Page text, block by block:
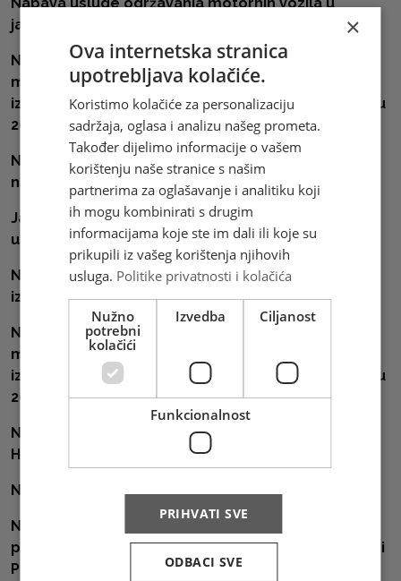
jamstvenom roku (Renault, Citroen, Iveco)
Nabava likovnih idejnih rješenja za poštanske
marke i prateće materijale prema Programu
izdavanja prigodnih i redovitih poštanskih maraka u
2023. godini.
Nabava usluge održavanja vozila marke Toyota
nakon isteka jamstvenog roka
Javni poziv za pružanje usluga stručnog
usavršavanja za 2022.godinu
Najam sustava za satelitsko praćenje vozila sa
izvještajnim sustavom o vozilima
Nabava likovnih idejnih rješenja za poštanske
marke i prateće materijale prema Programu
izdavanja prigodnih i redovitih poštanskih maraka u
2023. godini
Nabava usluge vanjske revizije financijskih izvješća
HP d.o.o. Mostar za 2022. i 2023. godinu
Nabava i isporuka sredstava za čišćenje
Nabava usluge održavanja motornih vozila iz VW
programa nakon isteka jamstvenog roka (PP3, PP4 i
PP5) i održavanja Toyota vozila nakon isteka
×
Ova internetska stranica
upotrebljava kolačiće.
Koristimo kolačiće za personalizaciju
sadržaja, oglasa i analizu našeg prometa.
Također dijelimo informacije o vašem
korištenju naše stranice s našim
partnerima za oglašavanje i analitiku koji
ih mogu kombinirati s drugim
informacijama koje ste im dali ili koje su
prikupili iz vašeg korištenja njihovih
usluga. Politike privatnosti i kolačića
Nužno
potrebni
kolačići
Izvedba Ciljanost
Funkcionalnost
PRIHVATI SVE
ODBACI SVE